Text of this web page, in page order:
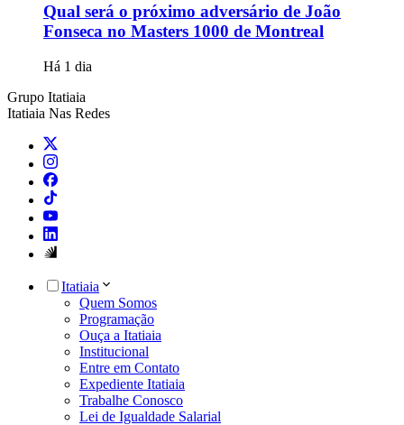
Qual será o próximo adversário de João
Fonseca no Masters 1000 de Montreal
Há 1 dia
Grupo Itatiaia
Itatiaia Nas Redes
Itatiaia
Quem Somos
Programação
Ouça a Itatiaia
Institucional
Entre em Contato
Expediente Itatiaia
Trabalhe Conosco
Lei de Igualdade Salarial